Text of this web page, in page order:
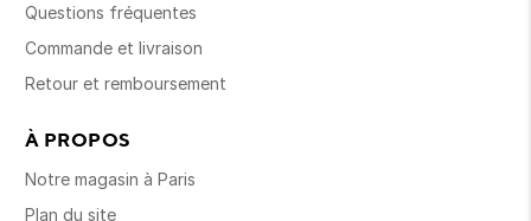
Questions fréquentes
Commande et livraison
Retour et remboursement
À PROPOS
Notre magasin à Paris
Plan du site